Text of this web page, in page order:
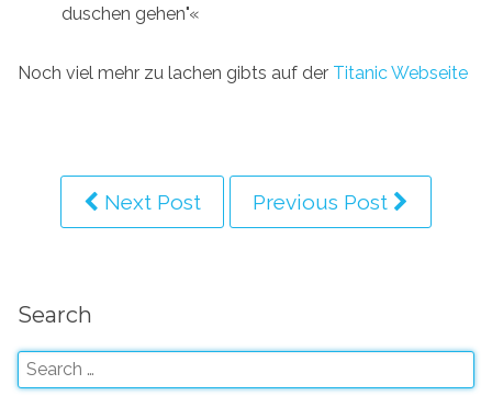
duschen gehen"«
Noch viel mehr zu lachen gibts auf der Titanic Webseite
Next Post Previous Post
Search